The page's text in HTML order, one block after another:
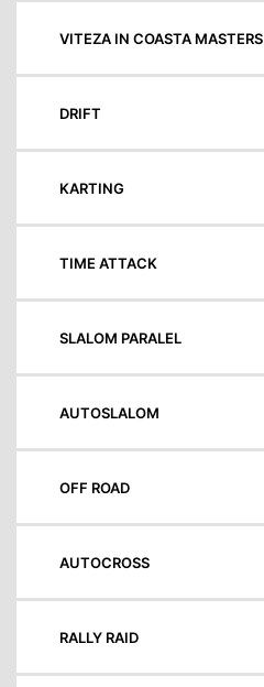
VITEZA IN COASTA MASTERS
DRIFT
KARTING
TIME ATTACK
SLALOM PARALEL
AUTOSLALOM
OFF ROAD
AUTOCROSS
RALLY RAID